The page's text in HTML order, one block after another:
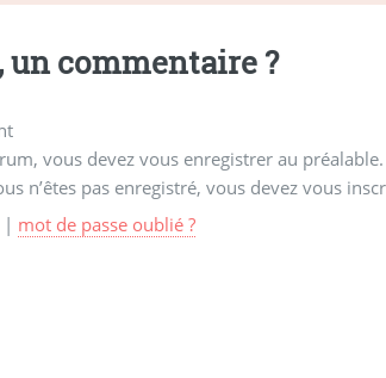
un commentaire ?
vous devez vous enregistrer au
n’êtes pas enregistré, vous devez vous
| mot de passe oublié ?